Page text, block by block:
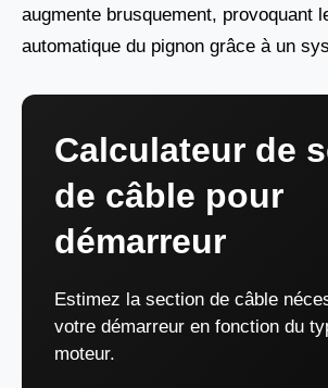
augmente brusquement, provoquant
automatique du pignon grâce à un
Calculateur de
de câble pour
démarreur
Estimez la section de câble
votre démarreur en fonction du
moteur.